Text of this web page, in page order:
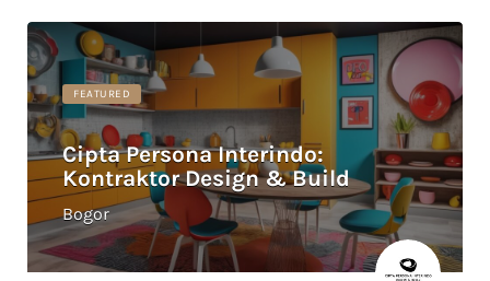
FEATURED
Cipta Persona Interindo:
Kontraktor Design & Build
Bogor